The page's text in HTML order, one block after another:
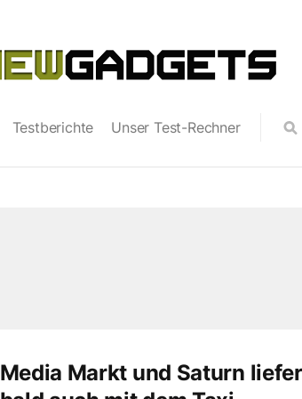
Testberichte Unser Test-Rechner
Media Markt und Saturn